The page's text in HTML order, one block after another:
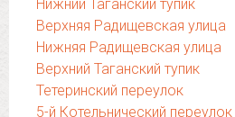
Нижний Таганский тупик
Верхняя Радищевская улица
Нижняя Радищевская улица
Верхний Таганский тупик
Тетеринский переулок
5-й Котельнический переулок